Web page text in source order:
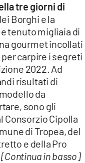
tre giorni di
Borghi e la
tenuto migliaia di
gourmet incollati
carpire i segreti
2022. Ad
risultati di
da
sono gli
Consorzio Cipolla
di Tropea, del
e della Pro
[Continua in basso]